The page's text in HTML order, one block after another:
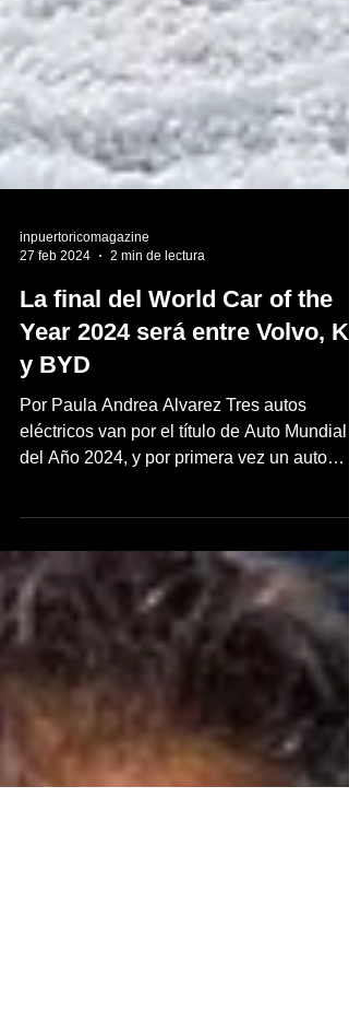
inpuertoricomagazine
27 feb 2024
2 min de lectura
La final del World Car of the
Year 2024 será entre Volvo,
y BYD
eléctricos van por el título de Auto Mundial
chino está entre...